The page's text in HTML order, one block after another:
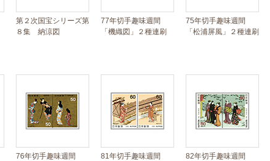
第２次国宝シリーズ第
８集 納涼図
77年切手趣味週間
「機織図」２種連刷
75年切手趣味週間
「松浦屏風」２種連刷
76年切手趣味週間
81年切手趣味週間
82年切手趣味週間